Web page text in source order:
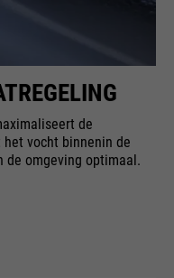
de
vocht binnenin de
de omgeving optimaal.